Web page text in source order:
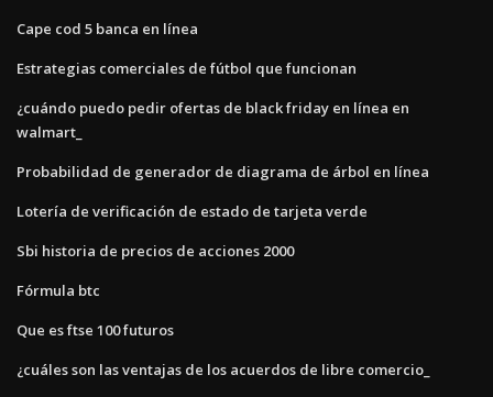
Cape cod 5 banca en línea
Estrategias comerciales de fútbol que funcionan
¿cuándo puedo pedir ofertas de black friday en línea en
walmart_
Probabilidad de generador de diagrama de árbol en línea
Lotería de verificación de estado de tarjeta verde
Sbi historia de precios de acciones 2000
Fórmula btc
Que es ftse 100 futuros
¿cuáles son las ventajas de los acuerdos de libre comercio_